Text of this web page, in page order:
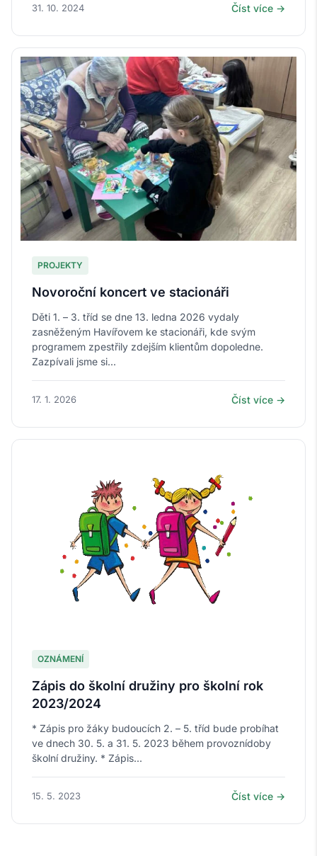
31. 10. 2024 Číst více →
PROJEKTY
Novoroční koncert ve stacionáři
Děti 1. – 3. tříd se dne 13. ledna 2026 vydaly
zasněženým Havířovem ke stacionáři, kde svým
programem zpestřily zdejším klientům dopoledne.
Zazpívali jsme si...
17. 1. 2026 Číst více →
OZNÁMENÍ
Zápis do školní družiny pro školní rok
2023/2024
* Zápis pro žáky budoucích 2. – 5. tříd bude probíhat
ve dnech 30. 5. a 31. 5. 2023 během provoznídoby
školní družiny. * Zápis...
15. 5. 2023 Číst více →